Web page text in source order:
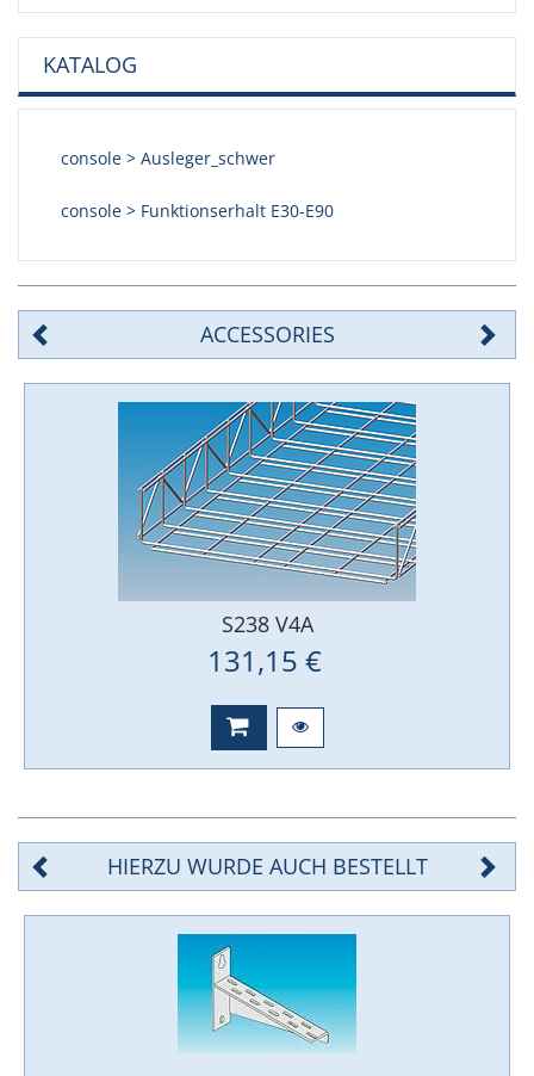
KATALOG
console > Ausleger_schwer
console > Funktionserhalt E30-E90
ACCESSORIES
S238 V4A
131,15 €
HIERZU WURDE AUCH BESTELLT